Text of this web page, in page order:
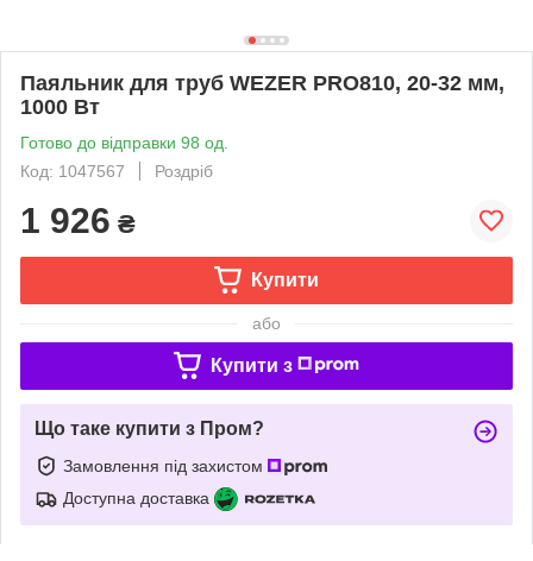
Паяльник для труб WEZER PRO810, 20-32 мм,
1000 Вт
Готово до відправки 98 од.
Код: 1047567
Роздріб
1 926 ₴
Купити
або
Купити з
Що таке купити з Пром?
Замовлення під захистом
Доступна доставка